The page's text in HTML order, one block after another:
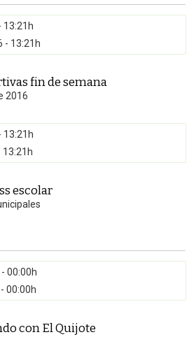
13:21h
- 13:21h
fin de semana
2016
13:21h
escolar
00:00h
00:00h
con El Quijote